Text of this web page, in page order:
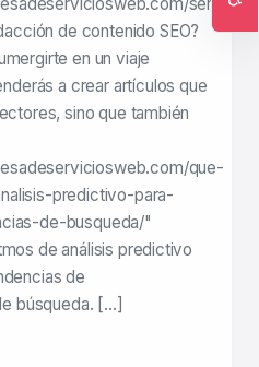
de contenido SEO?
en un viaje
a crear artículos que
sino que también
que-
predictivo-para-
de-busqueda/"
de análisis predictivo
de
búsqueda. […]